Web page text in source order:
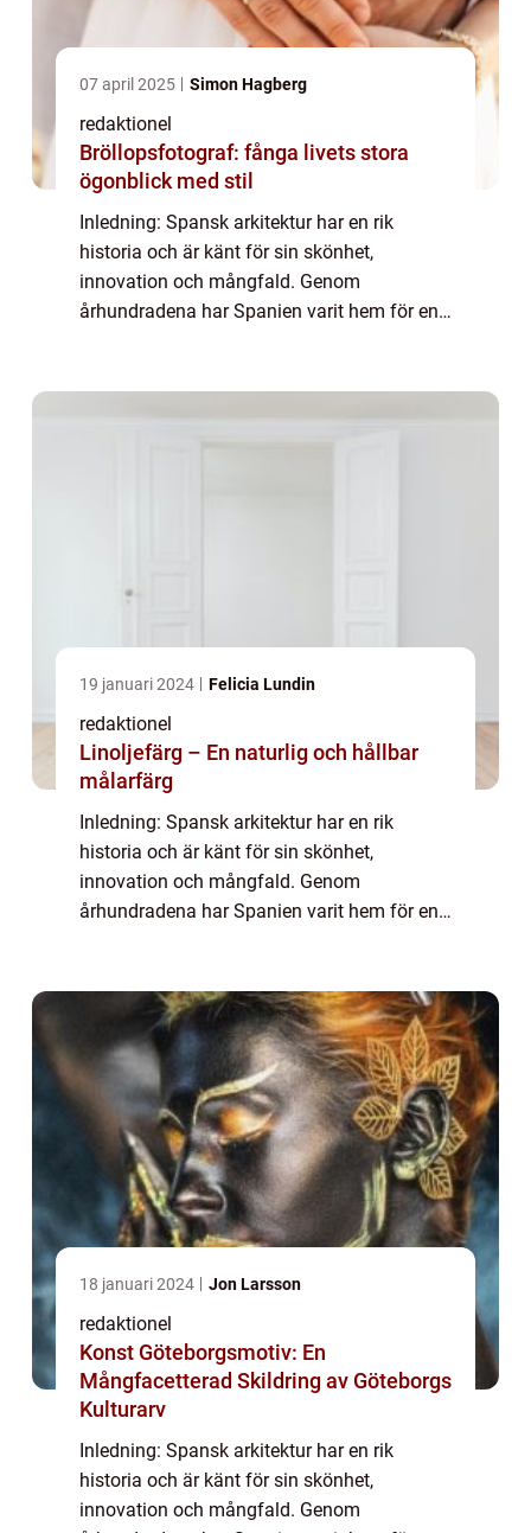
07 april 2025 Simon Hagberg
redaktionel
Bröllopsfotograf: fånga livets stora
ögonblick med stil
Inledning: Spansk arkitektur har en rik
historia och är känt för sin skönhet,
innovation och mångfald. Genom
århundradena har Spanien varit hem för en
19 januari 2024 Felicia Lundin
redaktionel
Linoljefärg – En naturlig och hållbar
målarfärg
Inledning: Spansk arkitektur har en rik
historia och är känt för sin skönhet,
innovation och mångfald. Genom
århundradena har Spanien varit hem för en
internationella scen...
18 januari 2024 Jon Larsson
redaktionel
Konst Göteborgsmotiv: En
Mångfacetterad Skildring av Göteborgs
Kulturarv
Inledning: Spansk arkitektur har en rik
historia och är känt för sin skönhet,
innovation och mångfald. Genom